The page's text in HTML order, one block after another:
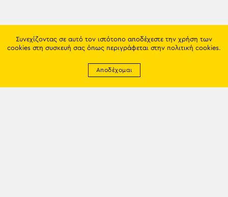
Συνεχίζοντας σε αυτό τον ιστότοπο αποδέχεστε την χρήση των
cookies στη συσκευή σας όπως περιγράφεται στην πολιτική cookies.
Αποδέχομαι